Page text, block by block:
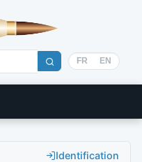
FR EN
Identification